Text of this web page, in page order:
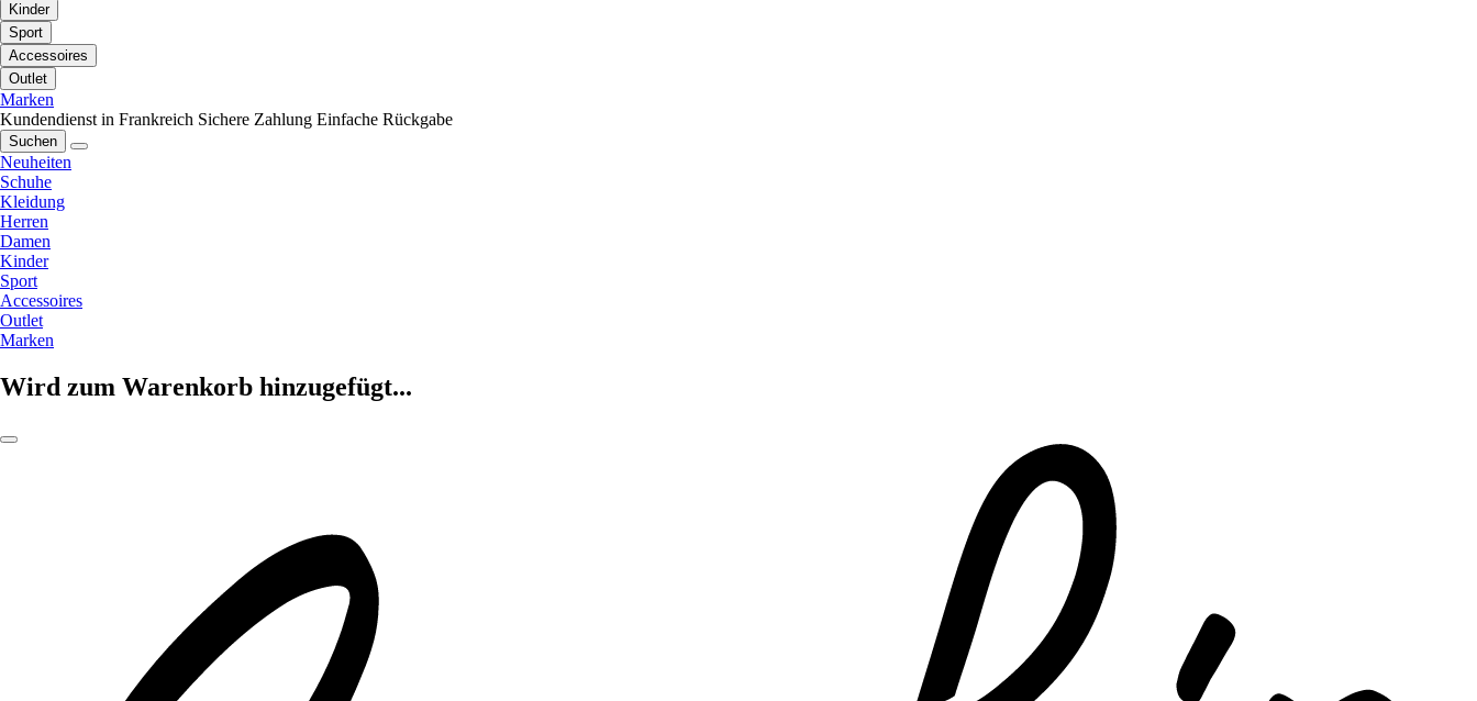
Kinder
Sport
Accessoires
Outlet
Marken
Kundendienst in Frankreich Sichere Zahlung Einfache Rückgabe
Suchen
Neuheiten
Schuhe
Kleidung
Herren
Damen
Kinder
Sport
Accessoires
Outlet
Marken
Wird zum Warenkorb hinzugefügt...